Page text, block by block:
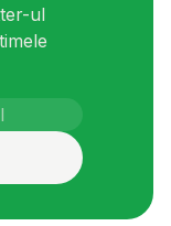
ul